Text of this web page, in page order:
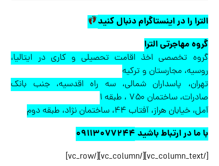
الترا را در اینستاگرام دنبال کنید
گروه مهاجرتی الترا
گروه تخصصی اخذ اقامت تحصیلی و کاری در ایتالیا،
روسیه، مجارستان و ترکیه
تهران، پاسداران شمالی، سه راه اقدسیه، جنب بانک
صادرات، ساختمان ۷۵۰ ، طبقه ۱
آمل، خیابان هراز، آفتاب ۴۴، ساختمان نژاد، طبقه دوم
با ما در ارتباط باشید ۰۹۱۱۳۰۷۷۲۴۴
[/vc_column_text][/vc_column][/vc_row]